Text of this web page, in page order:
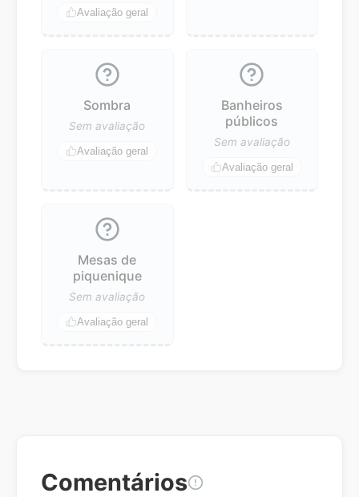
Avaliação geral
Sombra
Sem avaliação
Avaliação geral
Banheiros
públicos
Sem avaliação
Avaliação geral
Mesas de
piquenique
Sem avaliação
Avaliação geral
Comentários